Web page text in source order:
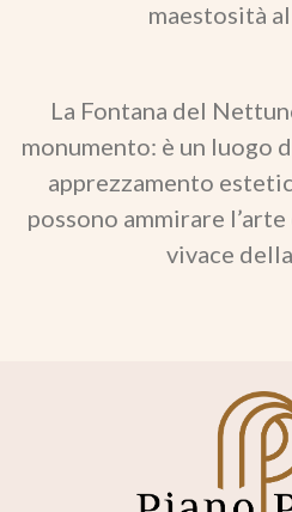
maestosità
La Fontana del
monumento: è un luogo
apprezzamento
possono ammirare
vivace